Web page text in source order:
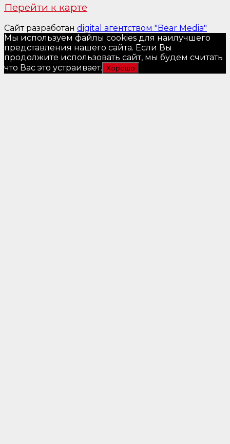
Перейти к карте
Сайт разработан digital агентством "Bear Media"
Мы используем файлы cookies для наилучшего
представления нашего сайта. Если Вы
продолжите использовать сайт, мы будем считать
что Вас это устраивает. Хорошо